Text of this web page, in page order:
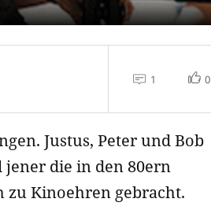
1 0
Justus, Peter und Bob
die in den 80ern
zu Kinoehren gebracht.